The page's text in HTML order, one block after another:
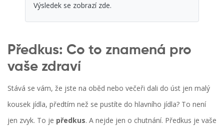
Výsledek se zobrazí zde.
Předkus: Co to znamená pro
vaše zdraví
Stává se vám, že jste na oběd nebo večeři dali do úst jen malý
kousek jídla, předtím než se pustíte do hlavního jídla? To není
jen zvyk. To je předkus. A nejde jen o chutnání. Předkus je vaše